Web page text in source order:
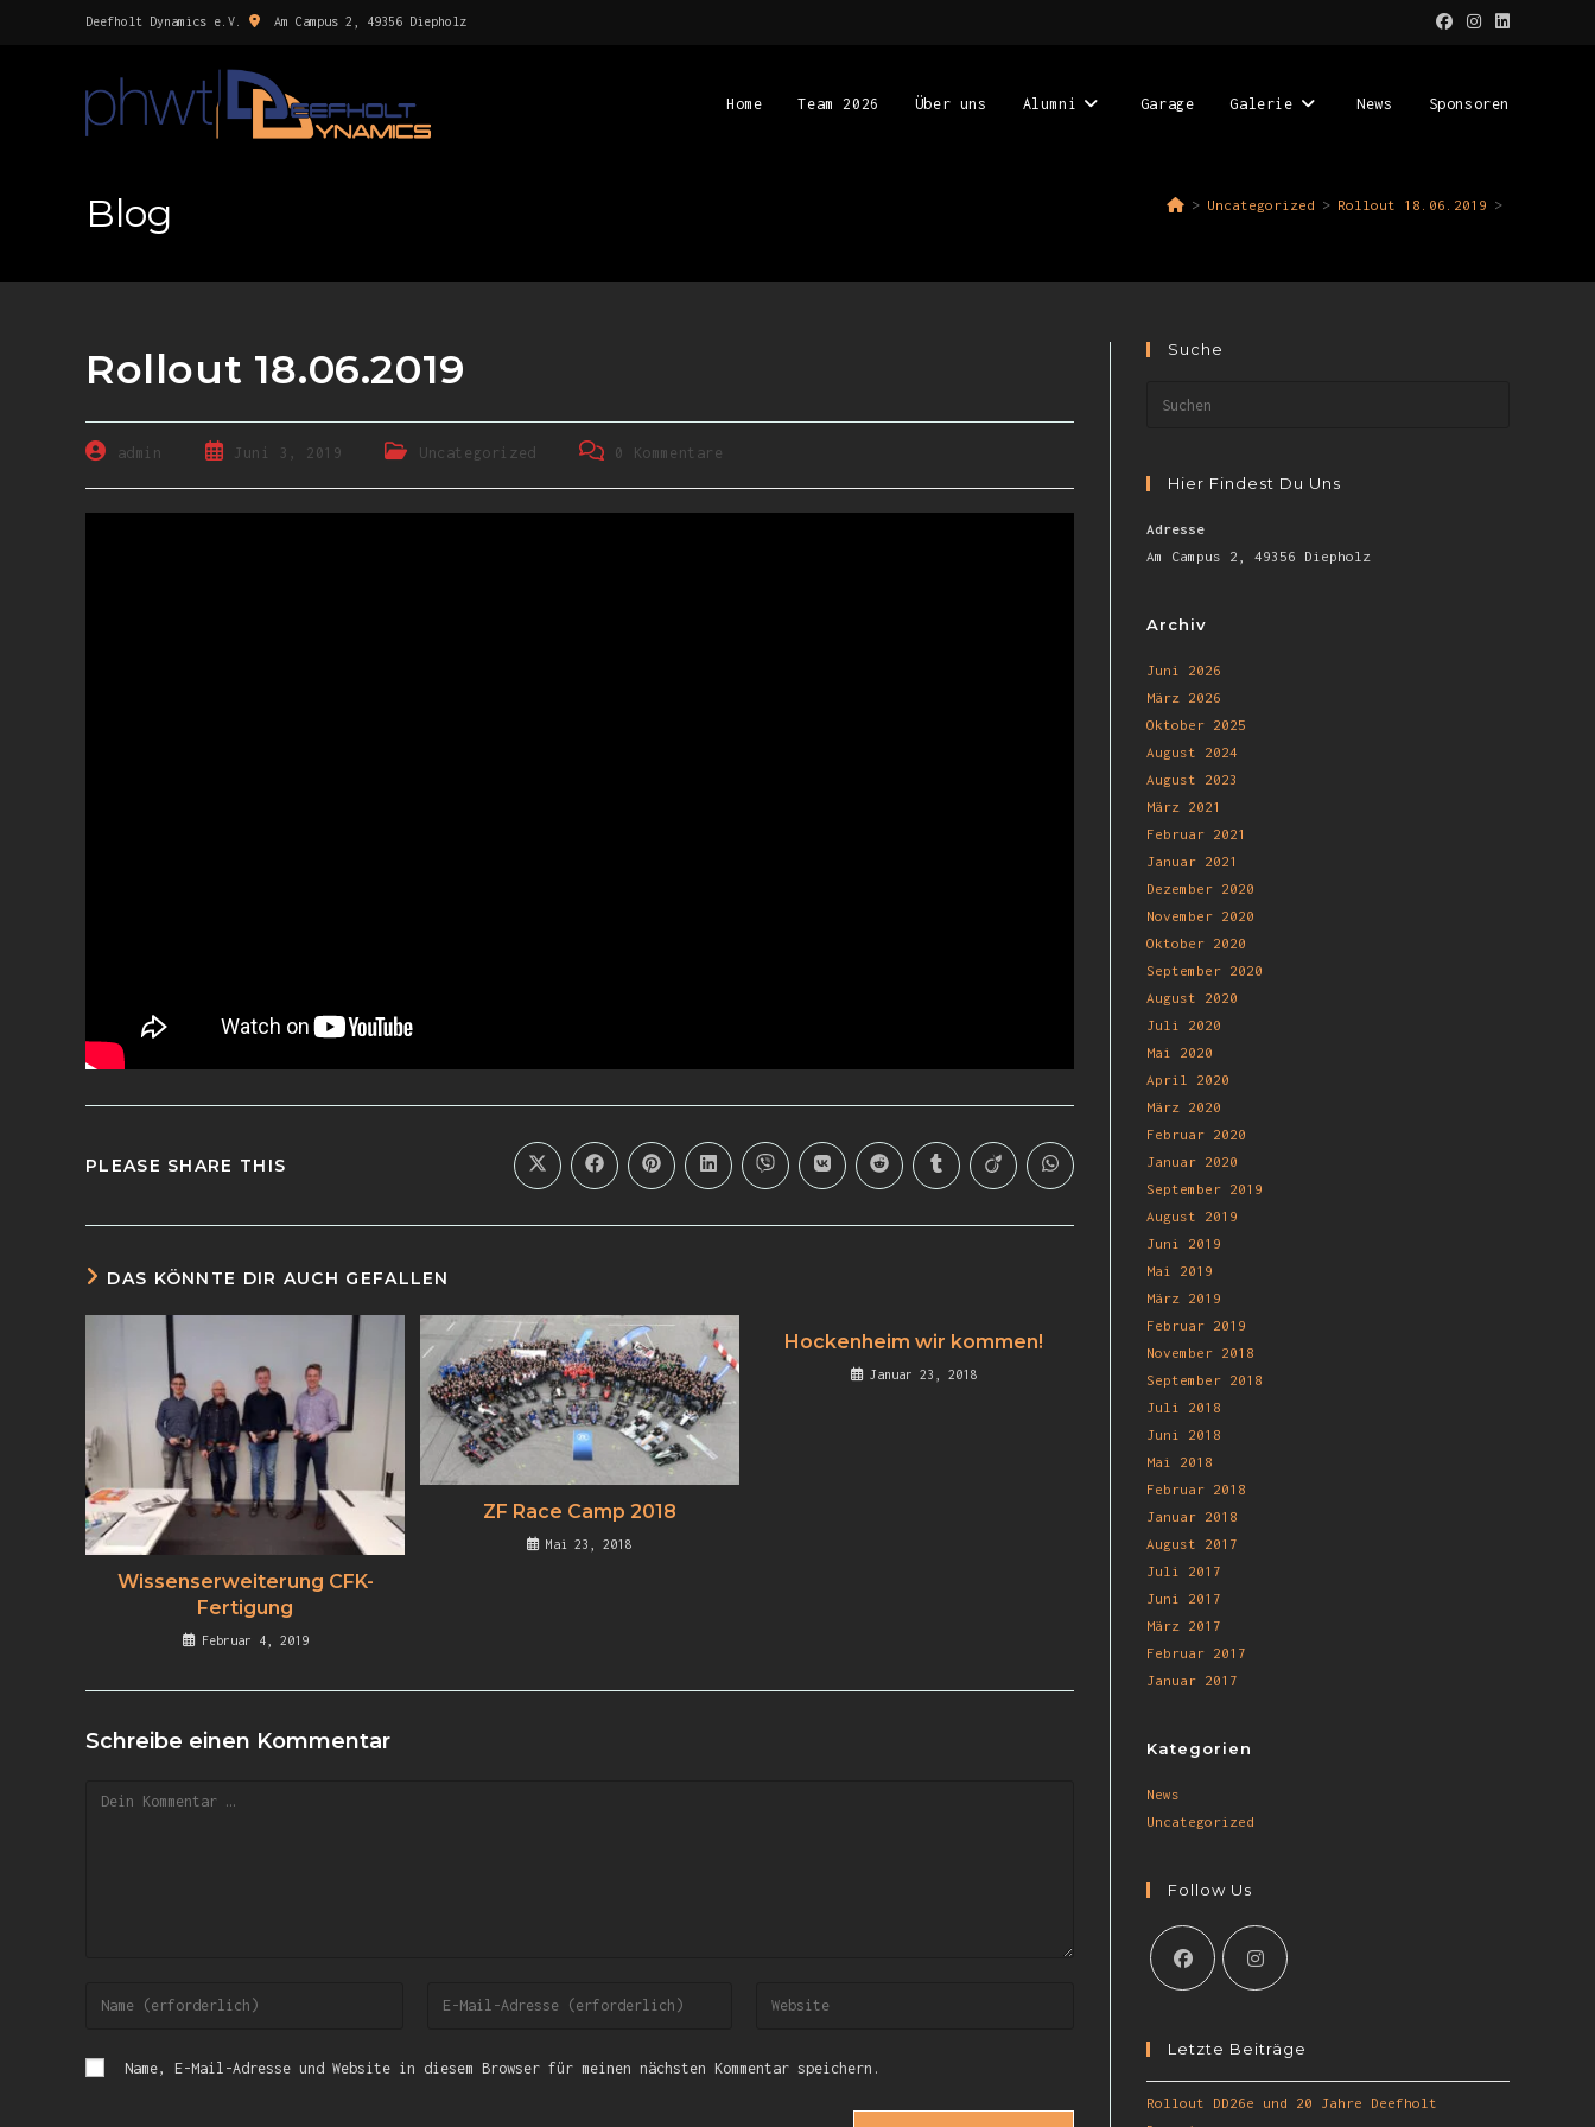
Deefholt Dynamics e.V. Am Campus 2, 49356 Diepholz
Home Team 2026 Über uns Alumni Garage Galerie News Sponsoren
Blog > Uncategorized > Rollout 18.06.2019 >
Rollout 18.06.2019
admin Juni 3, 2019 Uncategorized 0 Kommentare
PLEASE SHARE THIS
DAS KÖNNTE DIR AUCH GEFALLEN
Wissenserweiterung CFK-
Fertigung
Februar 4, 2019
ZF Race Camp 2018
Mai 23, 2018
Hockenheim wir kommen!
Januar 23, 2018
Schreibe einen Kommentar
Name, E-Mail-Adresse und Website in diesem Browser für meinen nächsten Kommentar speichern.
Suche
Hier Findest Du Uns
Adresse
Am Campus 2, 49356 Diepholz
Archiv
Juni 2026
März 2026
Oktober 2025
August 2024
August 2023
März 2021
Februar 2021
Januar 2021
Dezember 2020
November 2020
Oktober 2020
September 2020
August 2020
Juli 2020
Mai 2020
April 2020
März 2020
Februar 2020
Januar 2020
September 2019
August 2019
Juni 2019
Mai 2019
März 2019
Februar 2019
November 2018
September 2018
Juli 2018
Juni 2018
Mai 2018
Februar 2018
Januar 2018
August 2017
Juli 2017
Juni 2017
März 2017
Februar 2017
Januar 2017
Kategorien
News
Uncategorized
Follow Us
Letzte Beiträge
Rollout DD26e und 20 Jahre Deefholt